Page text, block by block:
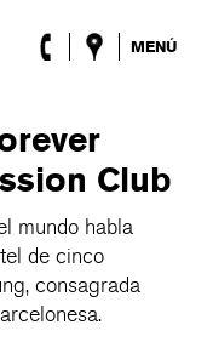
MENÚ
Club
mundo habla
de cinco
consagrada